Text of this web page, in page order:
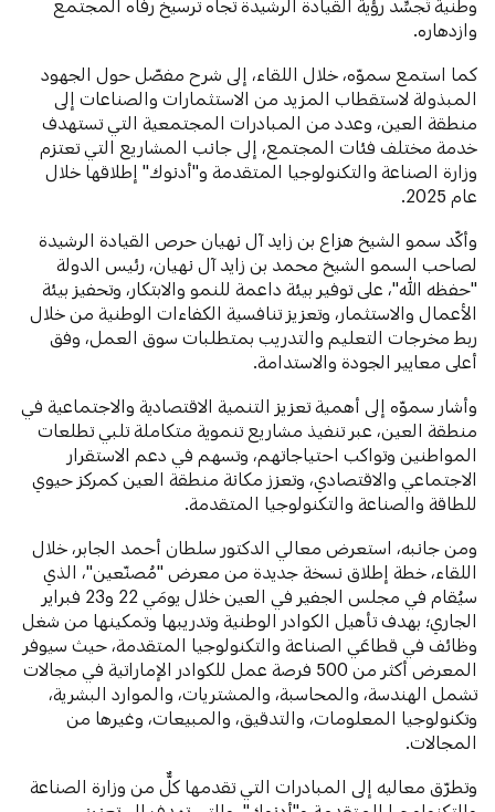
وطنية تُجسِّد رؤية القيادة الرشيدة تجاه ترسيخ رفاه المجتمع
وازدهاره.
كما استمع سموّه، خلال اللقاء، إلى شرح مفصّل حول الجهود
المبذولة لاستقطاب المزيد من الاستثمارات والصناعات إلى
منطقة العين، وعدد من المبادرات المجتمعية التي تستهدف
خدمة مختلف فئات المجتمع، إلى جانب المشاريع التي تعتزم
وزارة الصناعة والتكنولوجيا المتقدمة و"أدنوك" إطلاقها خلال
عام 2025.
وأكّد سمو الشيخ هزاع بن زايد آل نهيان حرص القيادة الرشيدة
لصاحب السمو الشيخ محمد بن زايد آل نهيان، رئيس الدولة
"حفظه الله"، على توفير بيئة داعمة للنمو والابتكار، وتحفيز بيئة
الأعمال والاستثمار، وتعزيز تنافسية الكفاءات الوطنية من خلال
ربط مخرجات التعليم والتدريب بمتطلبات سوق العمل، وفق
أعلى معايير الجودة والاستدامة.
وأشار سموّه إلى أهمية تعزيز التنمية الاقتصادية والاجتماعية في
منطقة العين، عبر تنفيذ مشاريع تنموية متكاملة تلبي تطلعات
المواطنين وتواكب احتياجاتهم، وتسهم في دعم الاستقرار
الاجتماعي والاقتصادي، وتعزز مكانة منطقة العين كمركز حيوي
للطاقة والصناعة والتكنولوجيا المتقدمة.
ومن جانبه، استعرض معالي الدكتور سلطان أحمد الجابر، خلال
اللقاء، خطة إطلاق نسخة جديدة من معرض "مُصنّعين"، الذي
سيُقام في مجلس الجفير في العين خلال يومَي 22 و23 فبراير
الجاري؛ بهدف تأهيل الكوادر الوطنية وتدريبها وتمكينها من شغل
وظائف في قطاعَي الصناعة والتكنولوجيا المتقدمة، حيث سيوفر
المعرض أكثر من 500 فرصة عمل للكوادر الإماراتية في مجالات
تشمل الهندسة، والمحاسبة، والمشتريات، والموارد البشرية،
وتكنولوجيا المعلومات، والتدقيق، والمبيعات، وغيرها من
المجالات.
وتطرّق معاليه إلى المبادرات التي تقدمها كلٌّ من وزارة الصناعة